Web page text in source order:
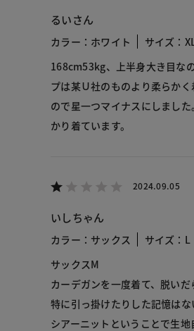
るいさん
カラー：ホワイト
サイズ：
168cm53kg、上半身大き目な
プは某Ｕ社のものより柔らか
ので星一つマイナスにしまし
かり着ています。
2024.09.05
いしちゃん
カラー：サックス
サイズ：L
サックスM
カーデガンを一度着て、脱いだ
特に引っ掛けたりした記憶はな
シアーニットということで生